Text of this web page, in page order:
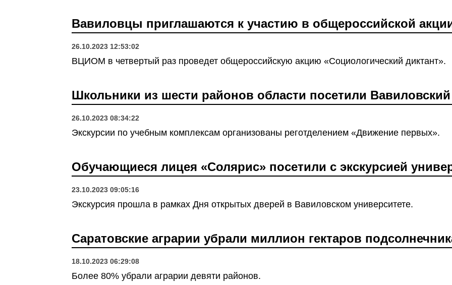
Вавиловцы приглашаются к участию в общероссийской
26.10.2023 12:53:02
ВЦИОМ в четвертый раз проведет общероссийскую акцию «Социологический диктант».
Школьники из шести районов области посетили Вавиловский
26.10.2023 08:34:22
Экскурсии по учебным комплексам организованы реготделением «Движение первых».
Обучающиеся лицея «Солярис» посетили с экскурсией
23.10.2023 09:05:16
Экскурсия прошла в рамках Дня открытых дверей в Вавиловском университете.
Саратовские аграрии убрали миллион гектаров
18.10.2023 06:29:08
Более 80% убрали аграрии девяти районов.